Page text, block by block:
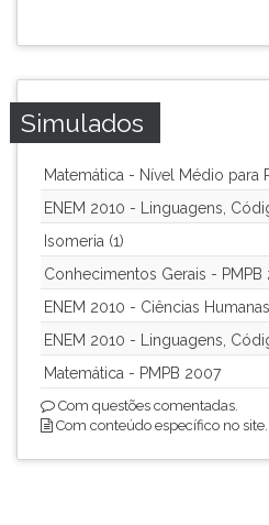
Simulados
Matemática - Nível Médio para
ENEM 2010 - Linguagens,
Isomeria (1)
Conhecimentos Gerais - PMPB
ENEM 2010 - Ciências Humanas
ENEM 2010 - Linguagens,
Matemática - PMPB 2007
Com questões comentadas.
Com conteúdo específico no site.